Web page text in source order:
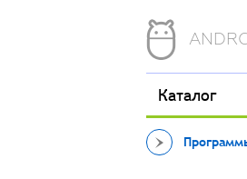
Каталог